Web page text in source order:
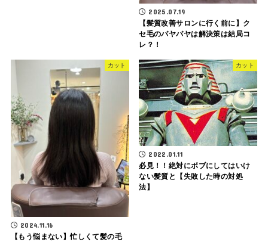
2025.07.19
【髪質改善サロンに行く前に】ク
セ毛のパヤパヤは解決策は結局コ
レ？！
カット
2024.11.16
【もう悩まない】忙しくて髪の毛
カット
2022.01.11
必見！！絶対にボブにしてはいけ
ない髪質と【失敗した時の対処
法】